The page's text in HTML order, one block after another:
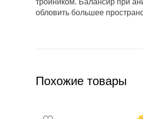
тройником. Балансир при
обловить большее
Похожие товары